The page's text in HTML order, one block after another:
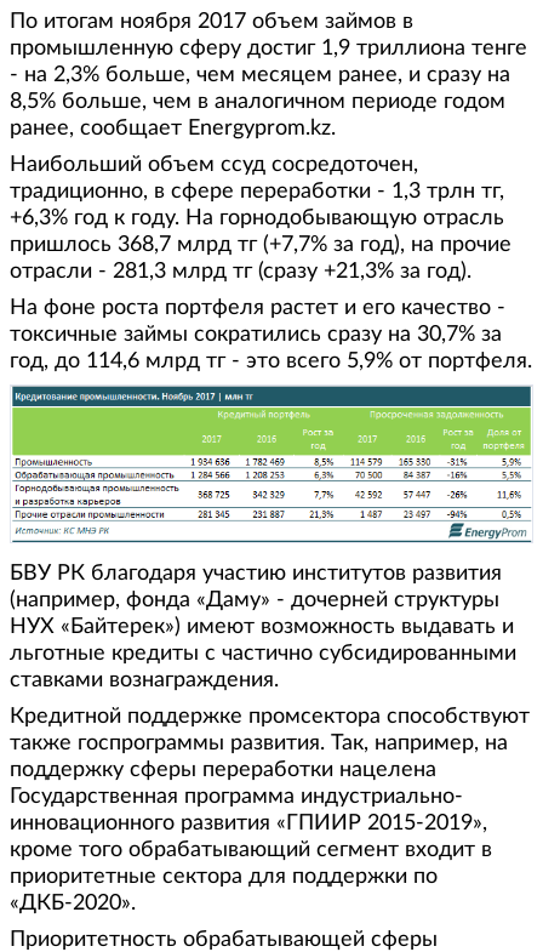
По итогам ноября 2017 объем займов в
промышленную сферу достиг 1,9 триллиона тенге
- на 2,3% больше, чем месяцем ранее, и сразу на
8,5% больше, чем в аналогичном периоде годом
ранее, сообщает Energyprom.kz.
Наибольший объем ссуд сосредоточен,
традиционно, в сфере переработки - 1,3 трлн тг,
+6,3% год к году. На горнодобывающую отрасль
пришлось 368,7 млрд тг (+7,7% за год), на прочие
отрасли - 281,3 млрд тг (сразу +21,3% за год).
На фоне роста портфеля растет и его качество -
токсичные займы сократились сразу на 30,7% за
год, до 114,6 млрд тг - это всего 5,9% от портфеля.
БВУ РК благодаря участию институтов развития
(например, фонда «Даму» - дочерней структуры
НУХ «Байтерек») имеют возможность выдавать и
льготные кредиты с частично субсидированными
ставками вознаграждения.
Кредитной поддержке промсектора способствуют
также госпрограммы развития. Так, например, на
поддержку сферы переработки нацелена
Государственная программа индустриально-
инновационного развития «ГПИИР 2015-2019»,
кроме того обрабатывающий сегмент входит в
приоритетные сектора для поддержки по
«ДКБ-2020».
Приоритетность обрабатывающей сферы